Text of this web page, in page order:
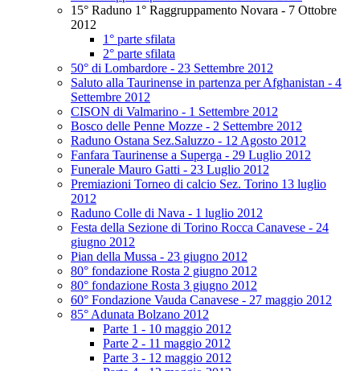
15° Raduno 1° Raggruppamento Novara - 7 Ottobre
2012
1° parte sfilata
2° parte sfilata
50° di Lombardore - 23 Settembre 2012
Saluto alla Taurinense in partenza per Afghanistan - 4
Settembre 2012
CISON di Valmarino - 1 Settembre 2012
Bosco delle Penne Mozze - 2 Settembre 2012
Raduno Ostana Sez.Saluzzo - 12 Agosto 2012
Fanfara Taurinense a Superga - 29 Luglio 2012
Funerale Mauro Gatti - 23 Luglio 2012
Premiazioni Torneo di calcio Sez. Torino 13 luglio
2012
Raduno Colle di Nava - 1 luglio 2012
Festa della Sezione di Torino Rocca Canavese - 24
giugno 2012
Pian della Mussa - 23 giugno 2012
80° fondazione Rosta 2 giugno 2012
80° fondazione Rosta 3 giugno 2012
60° Fondazione Vauda Canavese - 27 maggio 2012
85° Adunata Bolzano 2012
Parte 1 - 10 maggio 2012
Parte 2 - 11 maggio 2012
Parte 3 - 12 maggio 2012